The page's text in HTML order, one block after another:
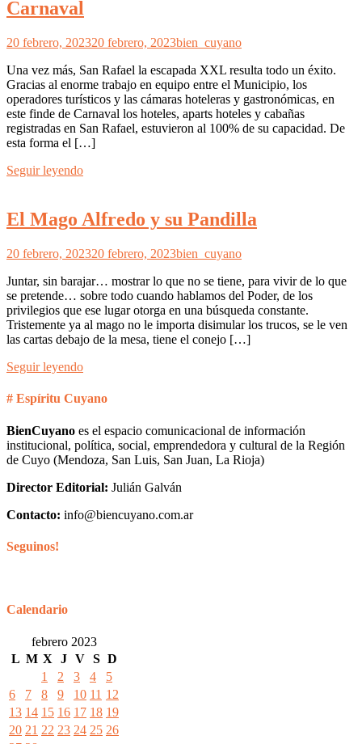
Carnaval
20 febrero, 202320 febrero, 2023bien_cuyano
Una vez más, San Rafael la escapada XXL resulta todo un éxito.
Gracias al enorme trabajo en equipo entre el Municipio, los
operadores turísticos y las cámaras hoteleras y gastronómicas, en
este finde de Carnaval los hoteles, aparts hoteles y cabañas
registradas en San Rafael, estuvieron al 100% de su capacidad. De
esta forma el […]
Seguir leyendo
El Mago Alfredo y su Pandilla
20 febrero, 202320 febrero, 2023bien_cuyano
Juntar, sin barajar… mostrar lo que no se tiene, para vivir de lo que
se pretende… sobre todo cuando hablamos del Poder, de los
privilegios que ese lugar otorga en una búsqueda constante.
Tristemente ya al mago no le importa disimular los trucos, se le ven
las cartas debajo de la mesa, tiene el conejo […]
Seguir leyendo
# Espíritu Cuyano
BienCuyano es el espacio comunicacional de información
institucional, política, social, emprendedora y cultural de la Región
de Cuyo (Mendoza, San Luis, San Juan, La Rioja)
Director Editorial: Julián Galván
Contacto: info@biencuyano.com.ar
Seguinos!
Calendario
febrero 2023
L M X J V S D
1
2 3 4
5
6
7 8 9 10 11 12
13 14 15 16 17 18 19
20 21 22 23 24 25 26